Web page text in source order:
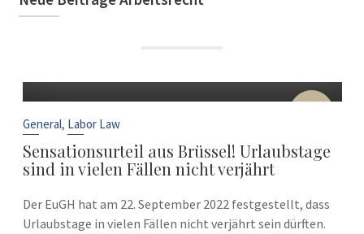
22
General, Labor Law
Sensationsurteil aus Brüssel! Urlaubstage
sind in vielen Fällen nicht verjährt
Der EuGH hat am 22. September 2022 festgestellt, dass
Urlaubstage in vielen Fällen nicht verjährt sein dürften.